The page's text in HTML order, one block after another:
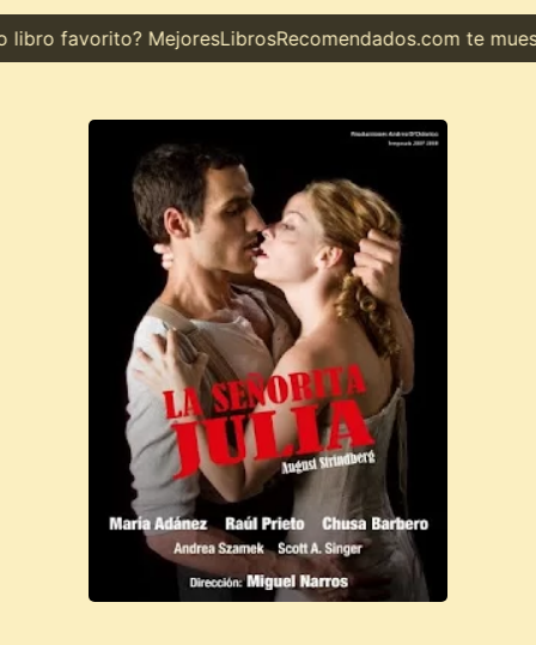
favorito? MejoresLibrosRecomendados.com te muestra